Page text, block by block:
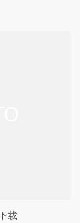
载